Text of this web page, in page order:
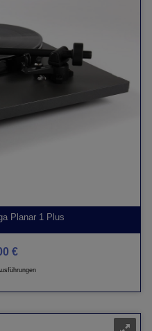
Planar 1 Plus
€